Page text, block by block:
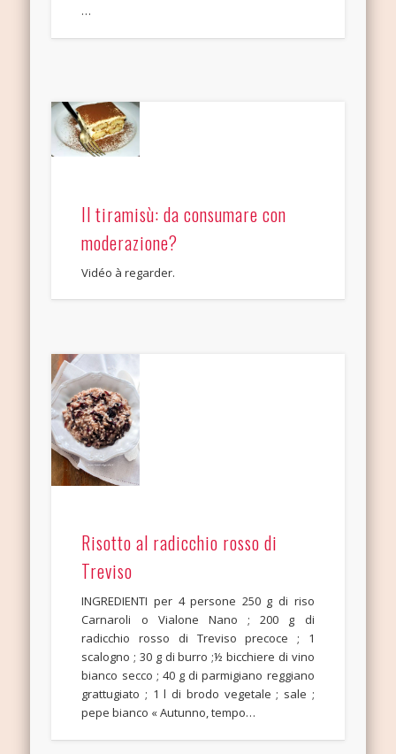
…
Il tiramisù: da consumare con
moderazione?
Vidéo à regarder.
Risotto al radicchio rosso di
Treviso
INGREDIENTI per 4 persone 250 g di riso
Carnaroli o Vialone Nano ; 200 g di
radicchio rosso di Treviso precoce ; 1
scalogno ; 30 g di burro ;½ bicchiere di vino
bianco secco ; 40 g di parmigiano reggiano
grattugiato ; 1 l di brodo vegetale ; sale ;
pepe bianco « Autunno, tempo…
Loading more posts …